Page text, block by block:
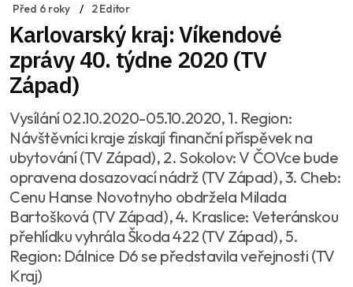
Před 6 roky 2 Editor
Karlovarský kraj: Víkendové
zprávy 40. týdne 2020 (TV
Západ)
Vysílání 02.10.2020-05.10.2020, 1. Region:
Návštěvníci kraje získají finanční příspěvek na
ubytování (TV Západ), 2. Sokolov: V ČOVce bude
opravena dosazovací nádrž (TV Západ), 3. Cheb:
Cenu Hanse Novotnyho obdržela Milada
Bartošková (TV Západ), 4. Kraslice: Veteránskou
přehlídku vyhrála Škoda 422 (TV Západ), 5.
Region: Dálnice D6 se představila veřejnosti (TV
Kraj)